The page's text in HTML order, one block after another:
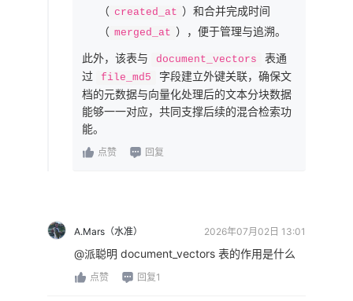
（ created_at ）和合并完成时间
（ merged_at ），便于管理与追溯。
此外，该表与
document_vectors
表通
过
file_md5
字段建立外键关联，确保文
档的元数据与向量化处理后的文本分块数据
能够一一对应，共同支撑后续的混合检索功
能。
点赞 回复
A.Mars（水准） 2026年07月02日 13:01
@派聪明 document_vectors 表的作用是什么
点赞 回复1